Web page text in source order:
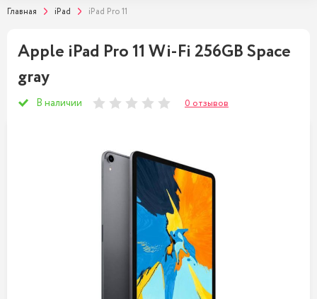
Главная iPad iPad Pro 11
Apple iPad Pro 11 Wi-Fi 256GB Space
gray
В наличии 0 отзывов